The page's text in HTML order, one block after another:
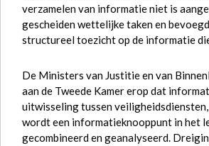
verzamelen van informatie niet is
gescheiden wettelijke taken en
structureel toezicht op de informatie
De Ministers van Justitie en van
aan de Tweede Kamer erop dat
uitwisseling tussen
wordt een informatieknooppunt in het
gecombineerd en geanalyseerd.